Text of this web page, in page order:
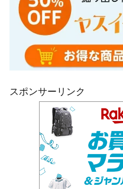
スポンサーリンク